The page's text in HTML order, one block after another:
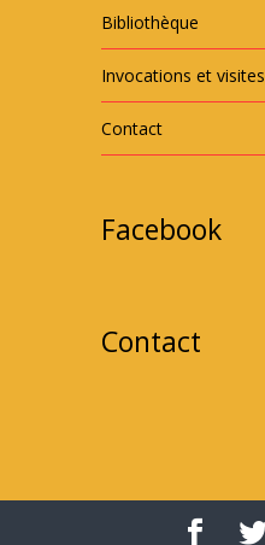
Bibliothèque
Invocations et visites
Contact
Facebook
Contact